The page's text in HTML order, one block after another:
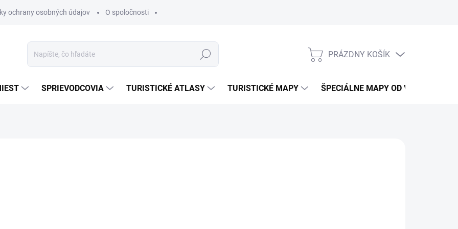
ochrany osobných údajov O spoločnosti
Hľadať
NÁKUPNÝ
PRÁZDNY KOŠÍK
SPRIEVODCOVIA TURISTICKÉ ATLASY TURISTICKÉ MAPY ŠPECIÁLNE MAPY OD VKÚ